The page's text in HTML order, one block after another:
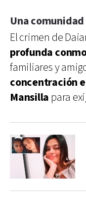
Una
El crimen de
profunda
familiares y
concentración
Mansilla para